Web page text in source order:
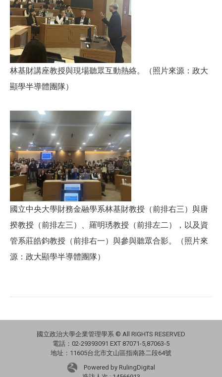
林基財講座教授與現場聽眾互動熱絡。（照片來源：政大
顯學半導體團隊）
國立中央大學財務金融學系林基財教授（前排右三）與唐
揆教授（前排左三）、羅明琇教授（前排左二），以及資
管系莊皓鈞教授（前排右一）與參與聽眾合影。（照片來
源：政大顯學半導體團隊）
國立政治大學企業管理學系 © All RIGHTS RESERVED
電話：02-29393091 EXT 87071-5,87063-5
地址：11605台北市文山區指南路二段64號
Powered by RulingDigital